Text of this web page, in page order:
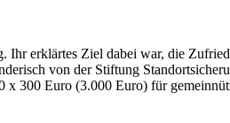
erklärtes Ziel dabei war, die
von der Stiftung
300 Euro (3.000 Euro) für